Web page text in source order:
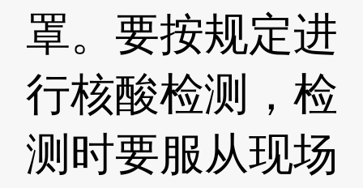
罩。要按规定进
行核酸检测，检
测时要服从现场